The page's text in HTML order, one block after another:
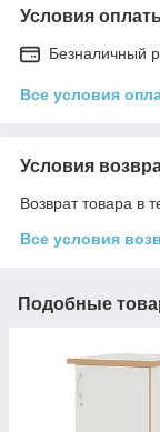
Условия
Безналичный
Все условия
Условия
Возврат товара в
Все условия
Подобные